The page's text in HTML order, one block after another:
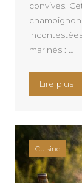
convives.
marinés : …
Lire plus«
Cuisine